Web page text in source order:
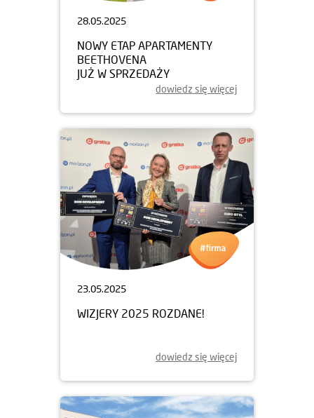
28.05.2025
NOWY ETAP APARTAMENTY
BEETHOVENA
JUŻ W SPRZEDAŻY
dowiedz się więcej
23.05.2025
WIZJERY 2025 ROZDANE!
dowiedz się więcej